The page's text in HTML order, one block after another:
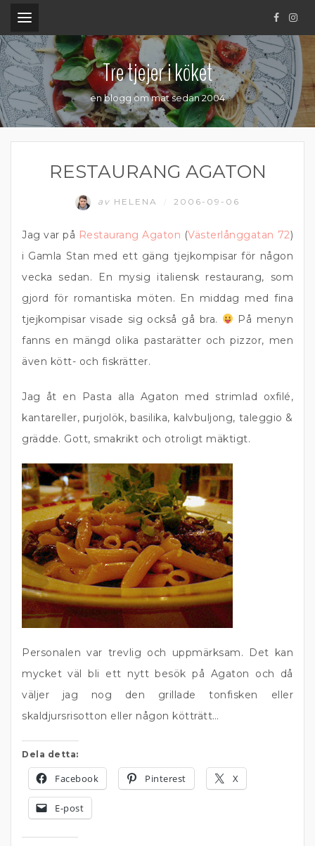
.
Tre tjejer i köket
en blogg om mat sedan 2004
RESTAURANG AGATON
av HELENA 2006-09-06
Jag var på Restaurang Agaton (Västerlånggatan 72)
i Gamla Stan med ett gäng tjejkompisar för någon
vecka sedan. En mysig italiensk restaurang, som
gjord för romantiska möten. En middag med fina
tjejkompisar visade sig också gå bra.
På menyn
fanns en mängd olika pastarätter och pizzor, men
även kött- och fiskrätter.
Jag åt en Pasta alla Agaton med strimlad oxfilé,
kantareller, purjolök, basilika, kalvbuljong, taleggio &
grädde. Gott, smakrikt och otroligt mäktigt.
Personalen var trevlig och uppmärksam. Det kan
mycket väl bli ett nytt besök på Agaton och då
väljer jag nog den grillade tonfisken eller
skaldjursrisotton eller någon kötträtt…
Dela detta:
Facebook Pinterest X
E-post